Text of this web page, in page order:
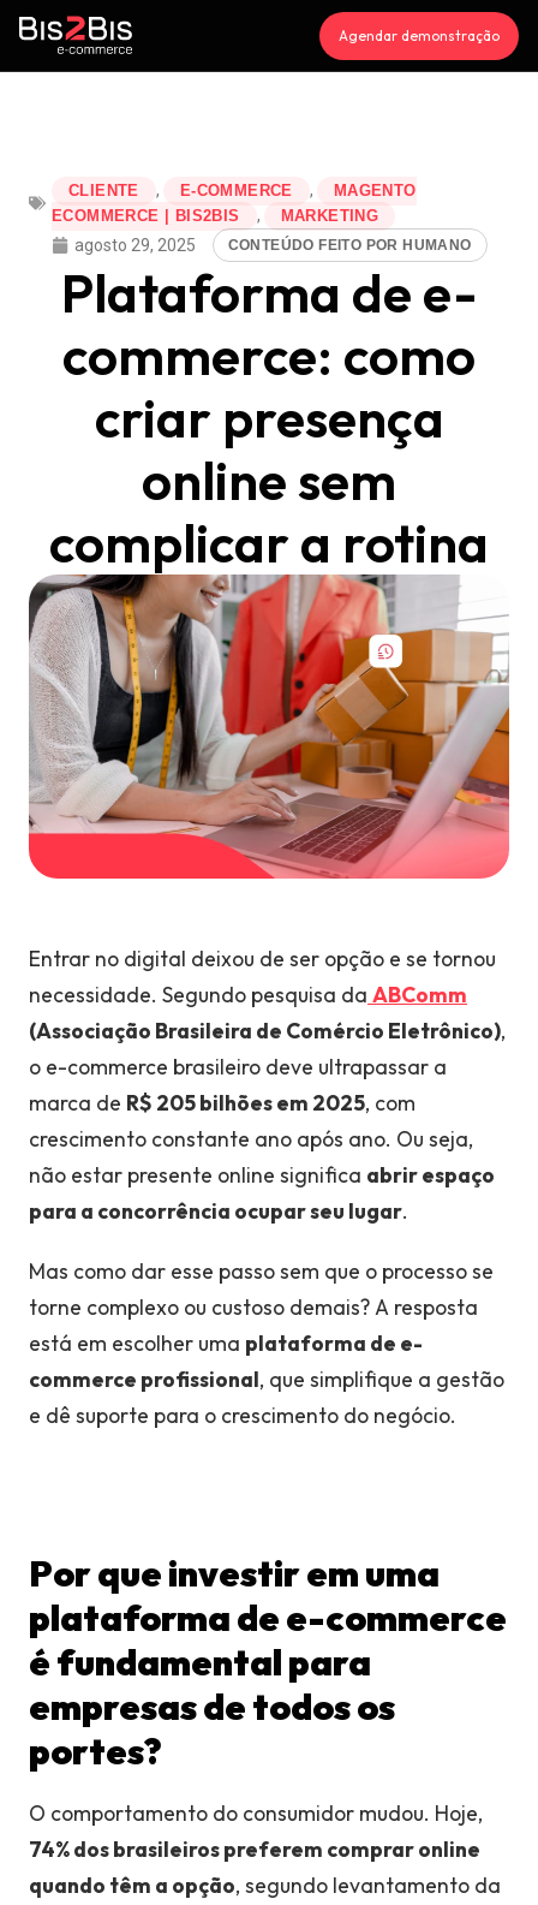
Agendar demonstração
CLIENTE , E-COMMERCE ,
MAGENTO
ECOMMERCE | BIS2BIS
, MARKETING
agosto 29, 2025 CONTEÚDO FEITO POR HUMANO
Plataforma de e-
commerce: como
criar presença
online sem
complicar a rotina
Entrar no digital deixou de ser opção e se tornou
necessidade. Segundo pesquisa da ABComm
(Associação Brasileira de Comércio Eletrônico),
o e-commerce brasileiro deve ultrapassar a
marca de R$ 205 bilhões em 2025, com
crescimento constante ano após ano. Ou seja,
não estar presente online significa abrir espaço
para a concorrência ocupar seu lugar.
Mas como dar esse passo sem que o processo se
torne complexo ou custoso demais? A resposta
está em escolher uma plataforma de e-
commerce profissional, que simplifique a gestão
e dê suporte para o crescimento do negócio.
Por que investir em uma
plataforma de e-commerce
é fundamental para
empresas de todos os
portes?
O comportamento do consumidor mudou. Hoje,
74% dos brasileiros preferem comprar online
quando têm a opção, segundo levantamento da